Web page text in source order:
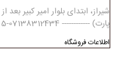
شیراز، ابتدای بلوار امیر کبیر
پارت) ------------ 07138312434-5 - 09179250043
اطلاعات فروشگاه